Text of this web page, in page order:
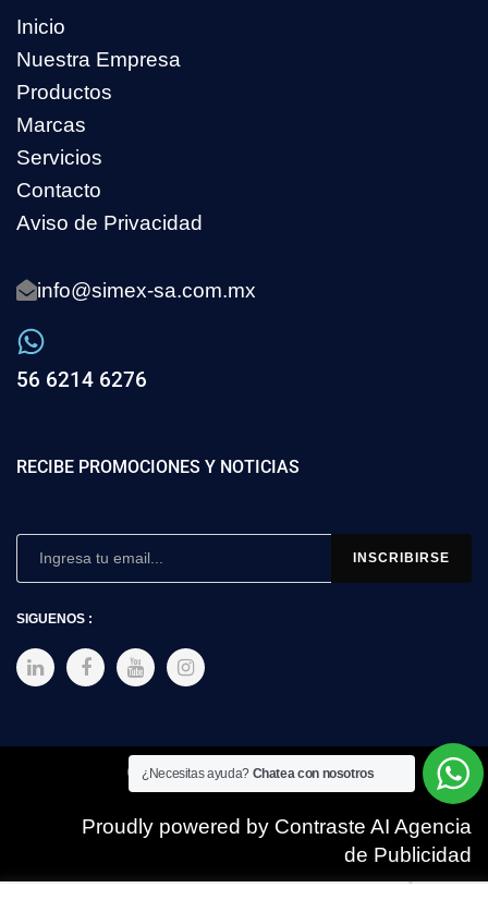
Inicio
Nuestra Empresa
Productos
Marcas
Servicios
Contacto
Aviso de Privacidad
info@simex-sa.com.mx
56 6214 6276
RECIBE PROMOCIONES Y NOTICIAS
SIGUENOS :
Copyright © 2025 SIMEX
Proudly powered by Contraste AI Agencia
de Publicidad
¿Necesitas ayuda? Chatea con nosotros